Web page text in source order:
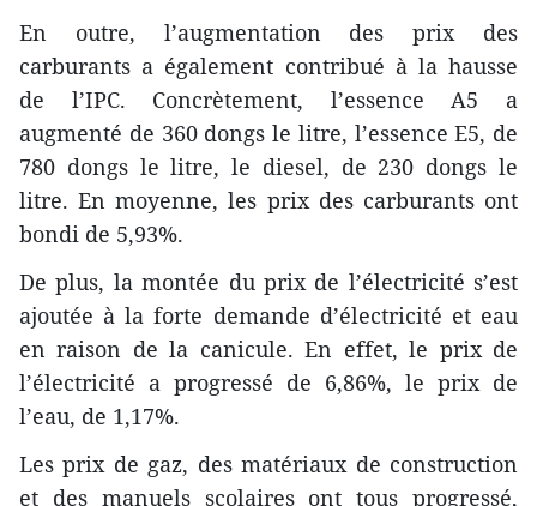
En outre, l’augmentation des prix des
carburants a également contribué à la hausse
de l’IPC. Concrètement, l’essence A5 a
augmenté de 360 dongs le litre, l’essence E5, de
780 dongs le litre, le diesel, de 230 dongs le
litre. En moyenne, les prix des carburants ont
bondi de 5,93%.
De plus, la montée du prix de l’électricité s’est
ajoutée à la forte demande d’électricité et eau
en raison de la canicule. En effet, le prix de
l’électricité a progressé de 6,86%, le prix de
l’eau, de 1,17%.
Les prix de gaz, des matériaux de construction
et des manuels scolaires ont tous progressé,